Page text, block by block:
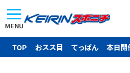
MENU
TOP おスス目 てっぱん 本日開